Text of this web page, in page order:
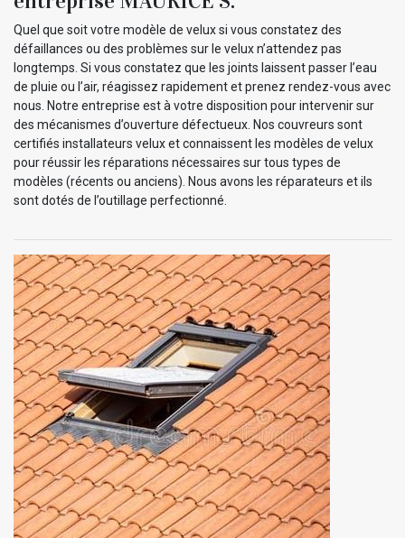
Quel que soit votre modèle de velux si vous constatez des
défaillances ou des problèmes sur le velux n’attendez pas
longtemps. Si vous constatez que les joints laissent passer l’eau
de pluie ou l’air, réagissez rapidement et prenez rendez-vous avec
nous. Notre entreprise est à votre disposition pour intervenir sur
des mécanismes d’ouverture défectueux. Nos couvreurs sont
certifiés installateurs velux et connaissent les modèles de velux
pour réussir les réparations nécessaires sur tous types de
modèles (récents ou anciens). Nous avons les réparateurs et ils
sont dotés de l’outillage perfectionné.